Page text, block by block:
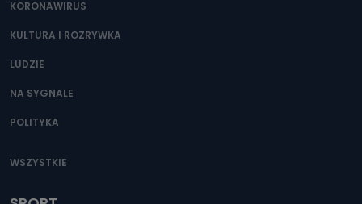
KORONAWIRUS
KULTURA I ROZRYWKA
LUDZIE
NA SYGNALE
POLITYKA
WSZYSTKIE